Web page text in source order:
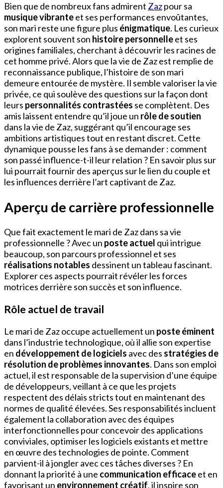
Bien que de nombreux fans admirent Zazpour sa
musique vibranteet ses performances envoûtantes,
son mari reste une figure plus énigmatique. Les curieux
explorent souvent son histoire personnelleet ses
origines familiales, cherchant à découvrir les racines de
cet homme privé. Alors que la vie de Zaz est remplie de
reconnaissance publique, l’histoire de son mari
demeure entourée de mystère. Il semble valoriser la vie
privée, ce qui soulève des questions sur la façon dont
leurs personnalités contrastées se complètent. Des
amis laissent entendre qu’il joue un rôle de soutien
dans la vie de Zaz, suggérant qu’il encourage ses
ambitions artistiques tout en restant discret. Cette
dynamique pousse les fans à se demander : comment
son passé influence-t-il leur relation ? En savoir plus sur
lui pourrait fournir des aperçus sur le lien du couple et
les influences derrière l’art captivant de Zaz.
Aperçu de carrière professionnelle
Que fait exactement le mari de Zaz dans sa vie
professionnelle ? Avec un poste actuel qui intrigue
beaucoup, son parcours professionnel et ses
réalisations notables dessinent un tableau fascinant.
Explorer ces aspects pourrait révéler les forces
motrices derrière son succès et son influence.
Rôle actuel de travail
Le mari de Zaz occupe actuellement un poste éminent
dans l’industrie technologique, où il allie son expertise
en développement de logiciels avec des stratégies de
résolution de problèmes innovantes. Dans son emploi
actuel, il est responsable de la supervision d’une équipe
de développeurs, veillant à ce que les projets
respectent des délais stricts tout en maintenant des
normes de qualité élevées. Ses responsabilités incluent
également la collaboration avec des équipes
interfonctionnelles pour concevoir des applications
conviviales, optimiser les logiciels existants et mettre
en œuvre des technologies de pointe. Comment
parvient-il à jongler avec ces tâches diverses ? En
donnant la priorité à une communication efficaceet en
favorisant un environnement créatif, il inspire son